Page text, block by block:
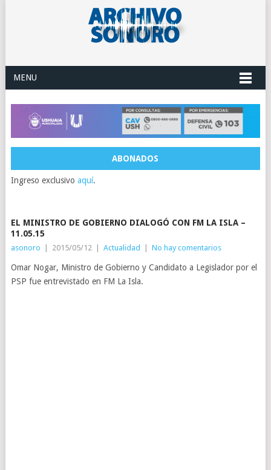
MENU
ABONADOS
Ingreso exclusivo aquí.
EL MINISTRO DE GOBIERNO DIALOGÓ CON FM LA ISLA –
11.05.15
asonoro | 2015/05/12 | Actualidad | No hay comentarios
Omar Nogar, Ministro de Gobierno y Candidato a Legislador por el
PSP fue entrevistado en FM La Isla.